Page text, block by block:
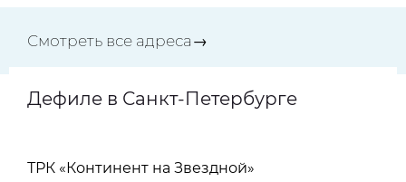
Смотреть все адреса→
Дефиле в Санкт-Петербурге
ТРК «Континент на Звездной»